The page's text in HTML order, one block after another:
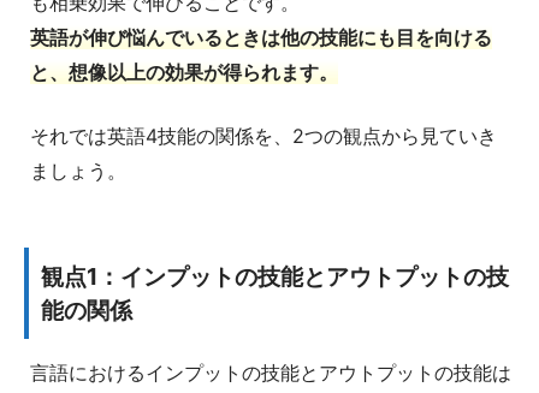
英語が伸び悩んでいるときは他の技能にも目を向ける
と、想像以上の効果が得られます。
それでは英語4技能の関係を、2つの観点から見ていき
ましょう。
観点1：インプットの技能とアウトプットの技
能の関係
言語におけるインプットの技能とアウトプットの技能は